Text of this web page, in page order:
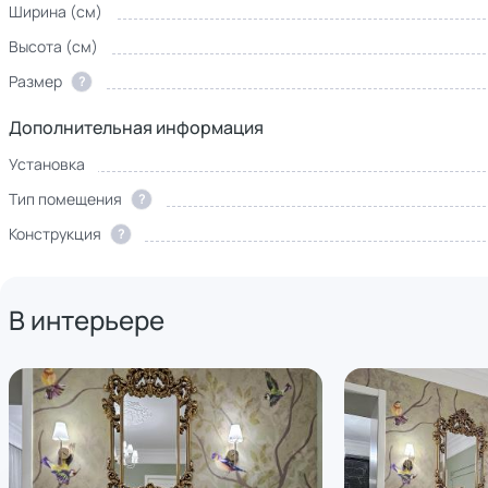
Ширина (см)
Высота (см)
Размер
?
Дополнительная информация
Установка
Тип помещения
?
Конструкция ?
В интерьере